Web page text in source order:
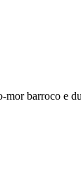
barroco